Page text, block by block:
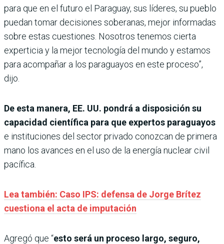
para que en el futuro el Paraguay, sus líderes, su pueblo
puedan tomar decisiones soberanas, mejor informadas
sobre estas cuestiones. Nosotros tenemos cierta
experticia y la mejor tecnología del mundo y estamos
para acompañar a los paraguayos en este proceso”,
dijo.
De esta manera, EE. UU. pondrá a disposición su
capacidad científica para que expertos paraguayos
e instituciones del sector privado conozcan de primera
mano los avances en el uso de la energía nuclear civil
pacífica.
Lea también: Caso IPS: defensa de Jorge Brítez
cuestiona el acta de imputación
Agregó que “esto será un proceso largo, seguro,